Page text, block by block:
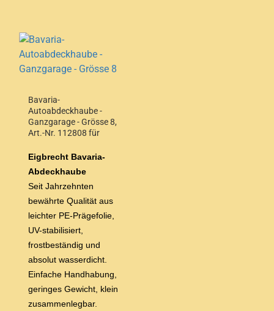
Bavaria-
Autoabdeckhaube -
Ganzgarage - Grösse 8,
Art.-Nr. 112808 für
4,90 m Wagenlänge
Eigbrecht Bavaria-
Abdeckhaube
Seit Jahrzehnten
bewährte Qualität aus
leichter PE-Prägefolie,
UV-stabilisiert,
frostbeständig und
absolut wasserdicht.
Einfache Handhabung,
geringes Gewicht, klein
zusammenlegbar.